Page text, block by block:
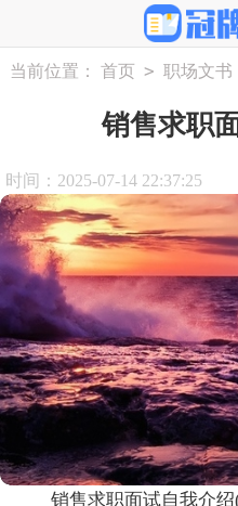
当前位置： 首页 > 职场文书
销售求职
时间：2025-07-14 22:37:25
销售求职面试自我介